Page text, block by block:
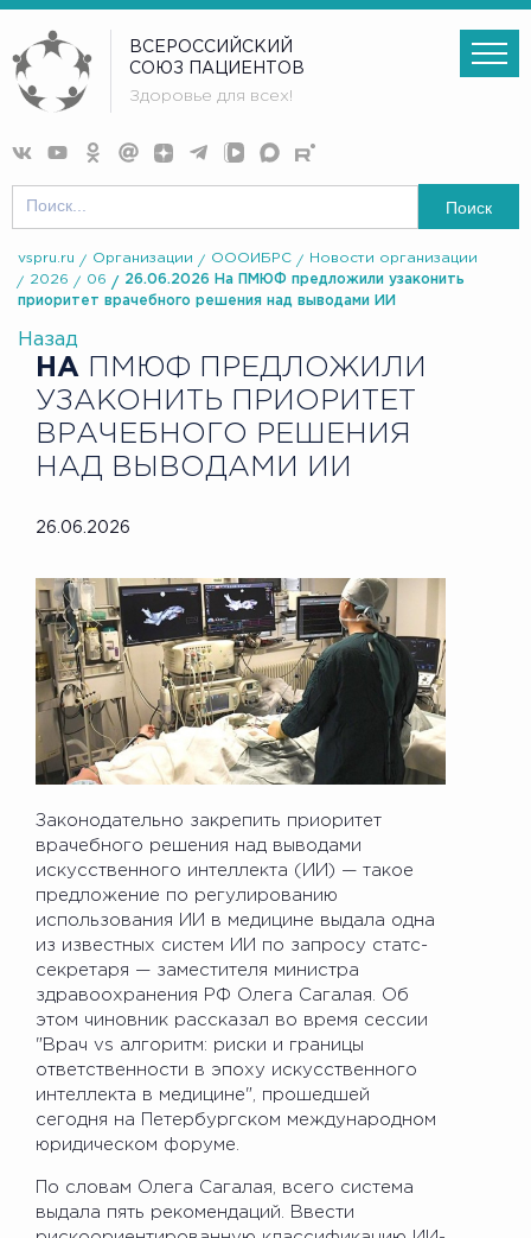
ВСЕРОССИЙСКИЙ
СОЮЗ ПАЦИЕНТОВ
Здоровье для всех!
Поиск
vspru.ru Организации ОООИБРС
Новости организации
2026
06
26.06.2026 На ПМЮФ предложили узаконить
приоритет врачебного решения над выводами ИИ
Назад
НА ПМЮФ ПРЕДЛОЖИЛИ
УЗАКОНИТЬ ПРИОРИТЕТ
ВРАЧЕБНОГО РЕШЕНИЯ
НАД ВЫВОДАМИ ИИ
26.06.2026
Законодательно закрепить приоритет
врачебного решения над выводами
искусственного интеллекта (ИИ) — такое
предложение по регулированию
использования ИИ в медицине выдала одна
из известных систем ИИ по запросу статс-
секретаря — заместителя министра
здравоохранения РФ Олега Сагалая. Об
этом чиновник рассказал во время сессии
"Врач vs алгоритм: риски и границы
ответственности в эпоху искусственного
интеллекта в медицине", прошедшей
сегодня на Петербургском международном
юридическом форуме.
По словам Олега Сагалая, всего система
выдала пять рекомендаций. Ввести